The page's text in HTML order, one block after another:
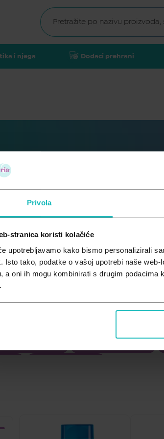
Privola
stranica koristi kolačiće
upotrebljavamo kako bismo personalizirali
Isto tako, podatke o vašoj upotrebi naše
a oni ih mogu kombinirati s drugim
i njega Dodaci prehrani